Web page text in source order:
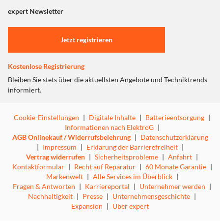
"Marketing".
Einstellungen anpassen
expert Newsletter
Jetzt registrieren
Kostenlose Registrierung
Bleiben Sie stets über die aktuellsten Angebote und Techniktrends
informiert.
Cookie-Einstellungen | Digitale Inhalte | Batterieentsorgung |
Informationen nach ElektroG |
AGB Onlinekauf / Widerrufsbelehrung | Datenschutzerklärung
| Impressum | Erklärung der Barrierefreiheit |
Vertrag widerrufen | Sicherheitsprobleme | Anfahrt |
Kontaktformular | Recht auf Reparatur | 60 Monate Garantie |
Markenwelt | Alle Services im Überblick |
Fragen & Antworten | Karriereportal | Unternehmer werden |
Nachhaltigkeit | Presse | Unternehmensgeschichte |
Expansion | Über expert